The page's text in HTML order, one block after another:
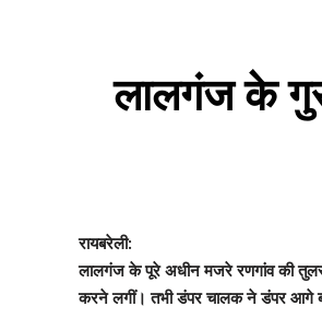
लालगंज के
रायबरेली:
लालगंज के पूरे अधीन मजरे रणगांव की
करने लगीं। तभी डंपर चालक ने डंपर आगे